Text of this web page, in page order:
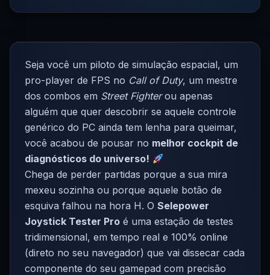
Seja você um piloto de simulação espacial, um
pro-player de FPS no Call of Duty, um mestre
dos combos em Street Fighterou apenas
alguém que quer descobrir se aquele controle
genérico do PC ainda tem lenha para queimar,
você acabou de pousar no melhor cockpit de
diagnósticos do universo!
Chega de perder partidas porque a sua mira
mexeu sozinha ou porque aquele botão de
esquiva falhou na hora H. O Selepower
Joystick Tester Pro é uma estação de testes
tridimensional, em tempo real e 100% online
(direto no seu navegador) que vai dissecar cada
componente do seu gamepad com precisão